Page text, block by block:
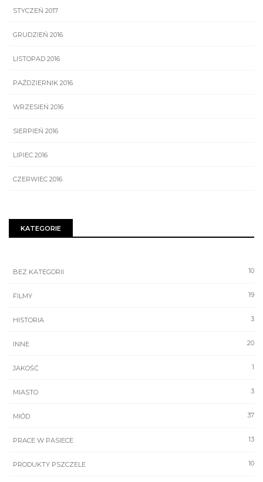
STYCZEŃ 2017
GRUDZIEŃ 2016
LISTOPAD 2016
PAŹDZIERNIK 2016
WRZESIEŃ 2016
SIERPIEŃ 2016
LIPIEC 2016
CZERWIEC 2016
KATEGORIE
10
BEZ KATEGORII
19
FILMY
3
HISTORIA
20
INNE
1
JAKOŚĆ
3
MIASTO
37
MIÓD
13
PRACE W PASIECE
10
PRODUKTY PSZCZELE